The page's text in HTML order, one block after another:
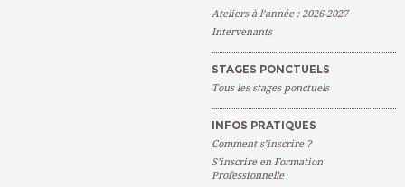
Ateliers à l’année : 2026-2027
Intervenants
STAGES PONCTUELS
Tous les stages ponctuels
INFOS PRATIQUES
Comment s’inscrire ?
S’inscrire en Formation
Professionnelle